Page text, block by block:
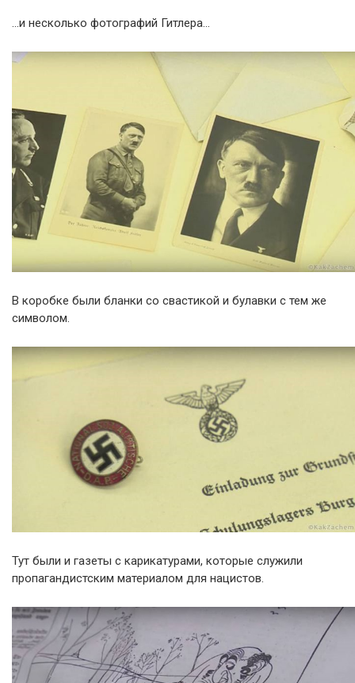
…и несколько фотографий Гитлера…
В коробке были бланки со свастикой и булавки с тем же
символом.
Тут были и газеты с карикатурами, которые служили
пропагандистским материалом для нацистов.